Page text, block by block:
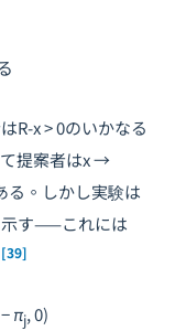
R-x> 0のいかなる
提案者はx→
る。しかし実験は
示す——これには
[39]
−πj, 0)